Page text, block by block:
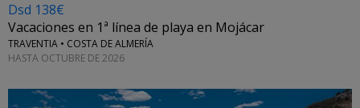
Dsd 138€
Vacaciones en 1ª línea de playa en Mojácar
TRAVENTIA • COSTA DE ALMERÍA
HASTA OCTUBRE DE 2026